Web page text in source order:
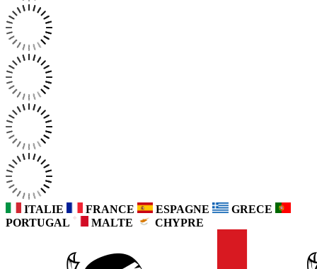
ITALIE FRANCE ESPAGNE
GRECE
PORTUGAL
MALTE CHYPRE